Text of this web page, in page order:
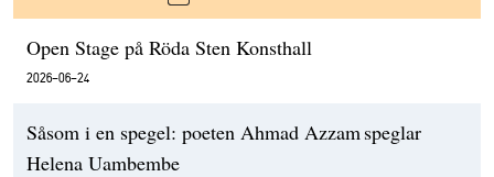
Open Stage på Röda Sten Konsthall
2026-06-24
Såsom i en spegel: poeten Ahmad Azzam speglar
Helena Uambembe